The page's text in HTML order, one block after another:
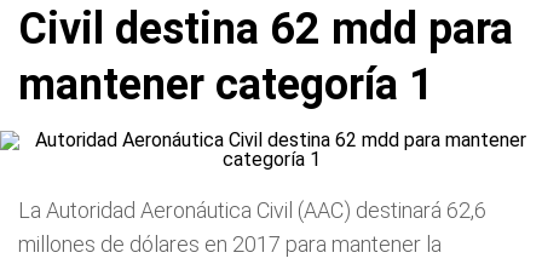
Civil destina 62 mdd para
mantener categoría 1
La Autoridad Aeronáutica Civil (AAC) destinará 62,6
millones de dólares en 2017 para mantener la